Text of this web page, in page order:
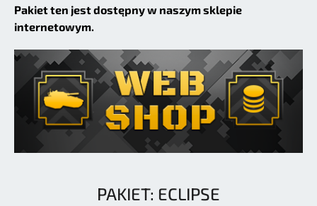
Pakiet ten jest dostępny w naszym sklepie
internetowym.
PAKIET: ECLIPSE